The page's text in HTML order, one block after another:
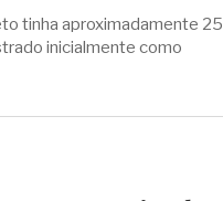
tinha aproximadamente 25
inicialmente como